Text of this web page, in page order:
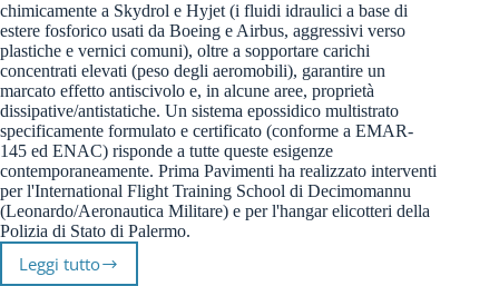
chimicamente a Skydrol e Hyjet (i fluidi idraulici a base di
estere fosforico usati da Boeing e Airbus, aggressivi verso
plastiche e vernici comuni), oltre a sopportare carichi
concentrati elevati (peso degli aeromobili), garantire un
marcato effetto antiscivolo e, in alcune aree, proprietà
dissipative/antistatiche. Un sistema epossidico multistrato
specificamente formulato e certificato (conforme a EMAR-
145 ed ENAC) risponde a tutte queste esigenze
contemporaneamente. Prima Pavimenti ha realizzato interventi
per l'International Flight Training School di Decimomannu
(Leonardo/Aeronautica Militare) e per l'hangar elicotteri della
Polizia di Stato di Palermo.
Leggi tuttoPavimenti